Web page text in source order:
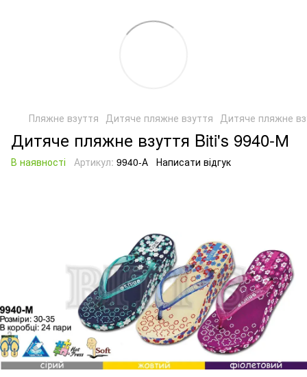
Пляжне взуття Дитяче пляжне взуття Дитяче пляжне
Дитяче пляжне взуття Biti's 9940-М
В наявності Артикул: 9940-А Написати відгук